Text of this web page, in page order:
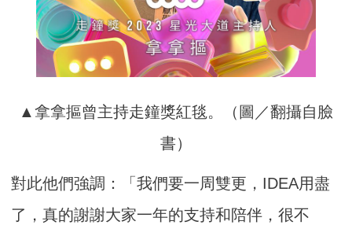
▲拿拿摳曾主持走鐘獎紅毯。（圖／翻攝自臉
書）
對此他們強調：「我們要一周雙更，IDEA用盡
了，真的謝謝大家一年的支持和陪伴，很不